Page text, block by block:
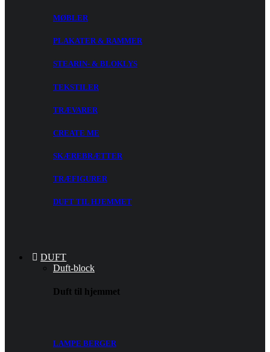
MØBLER
PLAKATER & RAMMER
STEARIN- & BLOKLYS
TEKSTILER
TRÆVARER
CREATE ME
SKÆREBRÆTTER
TRÆFIGURER
DUFT TIL HJEMMET
DUFT
Duft-block
Duft til hjemmet
LAMPE BERGER